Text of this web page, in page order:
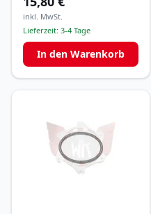
inkl. MwSt.
Lieferzeit: 3-4 Tage
In den Warenkorb